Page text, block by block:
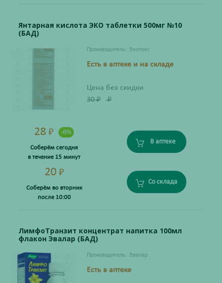
Янтарная кислота ЭКО таблетки 500мг №10
(БАД)
Производитель: Экотекс
Есть в аптеке и на складе
Цена без скидки
30₽ ₽
28 ₽ -6%
Соберём сегодня
в течение 15 минут
В аптеке
20 ₽
Соберём во вторник
после 10:00
Со склада
ЛимфоТранзит концентрат напитка 100мл
флакон Эвалар (БАД)
Производитель: Эвалар
Есть в аптеке